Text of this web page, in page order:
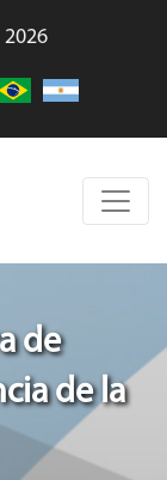
de
de la